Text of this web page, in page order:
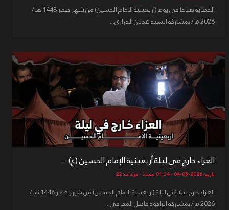
الخطابة صباحا في يوم (اربعينية الامام الحسين) من شهر صفر 1448 هـ /
2026 م / بمشاركة السيد عدنان الدرازي...
العزاء خارج في ليلة أربعينية الإمام الحسين (ع) ...
تاريخ: 2026-08-04 - 01:34 مساءً - قراءات: 22
العزاء خارج ليلا في ليلة (اربعينية الامام الحسين) من شهر صفر 1448 هـ /
2026 م / بمشاركة الرادود فاضل المحرقي...